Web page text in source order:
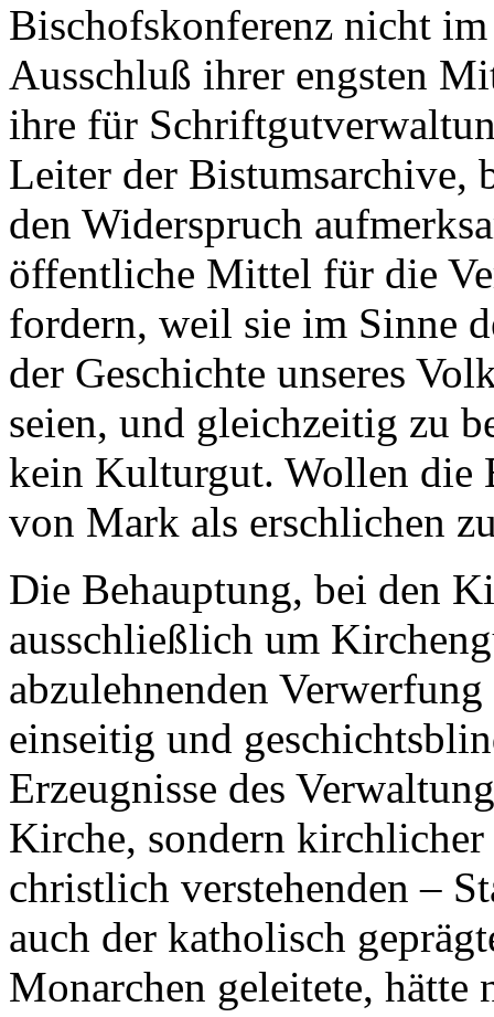
Bischofskonferenz nicht
Ausschluß ihrer engsten
ihre für
Leiter der Bistumsarchive,
den Widerspruch
öffentliche Mittel für die
fordern, weil sie im Sinne
der Geschichte unseres
seien, und gleichzeitig zu
kein Kulturgut. Wollen die
von Mark als erschlichen
Die Behauptung, bei den
ausschließlich um
abzulehnenden
einseitig und
Erzeugnisse des
Kirche, sondern
christlich verstehenden –
auch der katholisch
Monarchen geleitete, hätte